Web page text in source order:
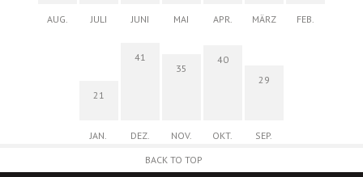
AUG. JULI JUNI MAI APR. MÄRZ FEB.
21
JAN.
41
DEZ.
35
NOV.
40
OKT.
29
SEP.
BACK TO TOP